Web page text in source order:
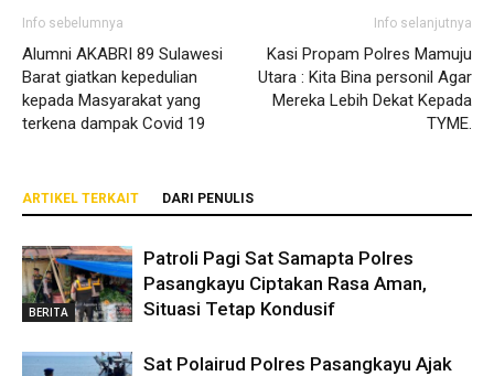
Info sebelumnya
Alumni AKABRI 89 Sulawesi
Barat giatkan kepedulian
kepada Masyarakat yang
terkena dampak Covid 19
Info selanjutnya
Kasi Propam Polres Mamuju
Utara : Kita Bina personil Agar
Mereka Lebih Dekat Kepada
TYME.
ARTIKEL TERKAIT DARI PENULIS
BERITA
Patroli Pagi Sat Samapta Polres
Pasangkayu Ciptakan Rasa Aman,
Situasi Tetap Kondusif
Sat Polairud Polres Pasangkayu Ajak